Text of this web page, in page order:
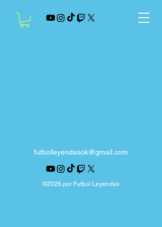
futbolleyendasok@gmail.com
©2026 por Futbol Leyendas